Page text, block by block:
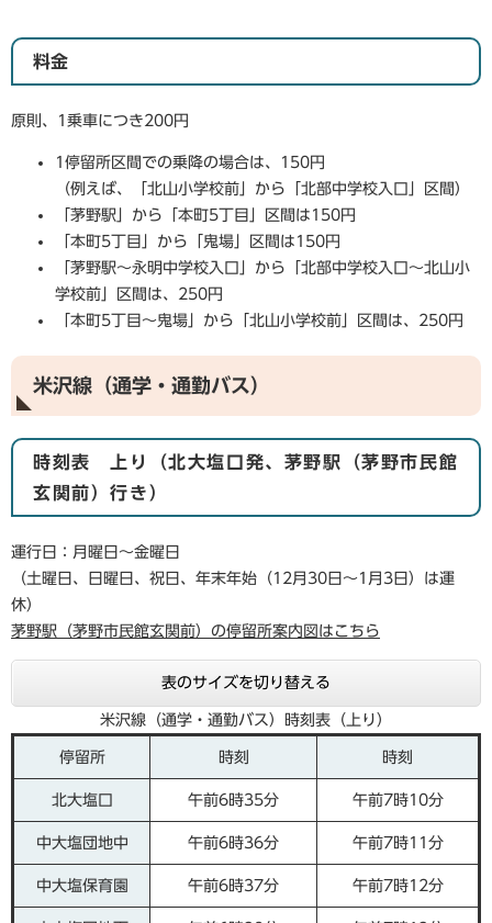
料金
原則、1乗車につき200円
1停留所区間での乗降の場合は、150円
（例えば、「北山小学校前」から「北部中学校入口」区間）
「茅野駅」から「本町5丁目」区間は150円
「本町5丁目」から「鬼場」区間は150円
「茅野駅～永明中学校入口」から「北部中学校入口～北山小
学校前」区間は、250円
「本町5丁目～鬼場」から「北山小学校前」区間は、250円
米沢線（通学・通勤バス）
時刻表 上り（北大塩口発、茅野駅（茅野市民館
玄関前）行き）
運行日：月曜日～金曜日
（土曜日、日曜日、祝日、年末年始（12月30日～1月3日）は運
休）
茅野駅（茅野市民館玄関前）の停留所案内図はこちら
表のサイズを切り替える
米沢線（通学・通勤バス）時刻表（上り）
停留所 時刻 時刻
北大塩口 午前6時35分 午前7時10分
中大塩団地中 午前6時36分 午前7時11分
中大塩保育園 午前6時37分 午前7時12分